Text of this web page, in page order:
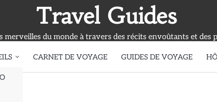
Travel Guides
merveilles du monde à travers des récits envoûtants et des
CARNET DE VOYAGE GUIDES DE VOYAGE